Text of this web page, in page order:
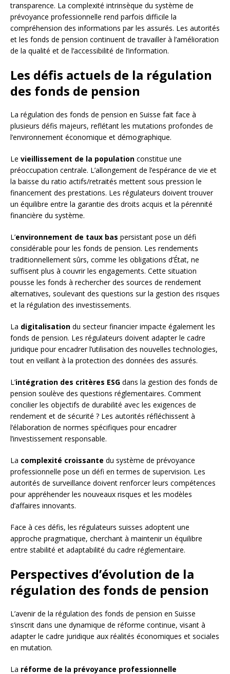
transparence. La complexité intrinsèque du système de
prévoyance professionnelle rend parfois difficile la
compréhension des informations par les assurés. Les autorités
et les fonds de pension continuent de travailler à l’amélioration
de la qualité et de l’accessibilité de l’information.
Les défis actuels de la régulation
des fonds de pension
La régulation des fonds de pension en Suisse fait face à
plusieurs défis majeurs, reflétant les mutations profondes de
l’environnement économique et démographique.
Le vieillissement de la population constitue une
préoccupation centrale. L’allongement de l’espérance de vie et
la baisse du ratio actifs/retraités mettent sous pression le
financement des prestations. Les régulateurs doivent trouver
un équilibre entre la garantie des droits acquis et la pérennité
financière du système.
L’environnement de taux bas persistant pose un défi
considérable pour les fonds de pension. Les rendements
traditionnellement sûrs, comme les obligations d’État, ne
suffisent plus à couvrir les engagements. Cette situation
pousse les fonds à rechercher des sources de rendement
alternatives, soulevant des questions sur la gestion des risques
et la régulation des investissements.
La digitalisation du secteur financier impacte également les
fonds de pension. Les régulateurs doivent adapter le cadre
juridique pour encadrer l’utilisation des nouvelles technologies,
tout en veillant à la protection des données des assurés.
L’intégration des critères ESG dans la gestion des fonds de
pension soulève des questions réglementaires. Comment
concilier les objectifs de durabilité avec les exigences de
rendement et de sécurité ? Les autorités réfléchissent à
l’élaboration de normes spécifiques pour encadrer
l’investissement responsable.
La complexité croissante du système de prévoyance
professionnelle pose un défi en termes de supervision. Les
autorités de surveillance doivent renforcer leurs compétences
pour appréhender les nouveaux risques et les modèles
d’affaires innovants.
Face à ces défis, les régulateurs suisses adoptent une
approche pragmatique, cherchant à maintenir un équilibre
entre stabilité et adaptabilité du cadre réglementaire.
Perspectives d’évolution de la
régulation des fonds de pension
L’avenir de la régulation des fonds de pension en Suisse
s’inscrit dans une dynamique de réforme continue, visant à
adapter le cadre juridique aux réalités économiques et sociales
en mutation.
La réforme de la prévoyance professionnelle